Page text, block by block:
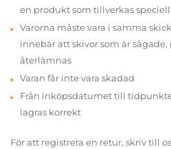
en produkt som tillverkas
Varorna måste vara i samma
innebär att skivor som är
återlämnas
Varan får inte vara skadad
Från inköpsdatumet till
lagras korrekt
För att registrera en retur, skriv till